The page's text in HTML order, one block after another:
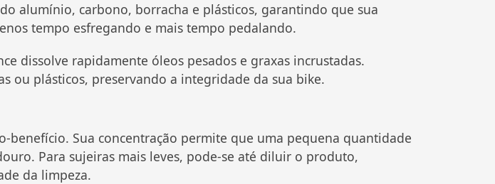
alumínio, carbono, borracha e plásticos, garantindo que sua
tempo esfregando e mais tempo pedalando.
dissolve rapidamente óleos pesados e graxas incrustadas.
ou plásticos, preservando a integridade da sua bike.
benefício. Sua concentração permite que uma pequena quantidade
Para sujeiras mais leves, pode-se até diluir o produto,
da limpeza.